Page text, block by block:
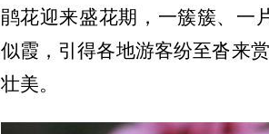
鹃花迎来盛花期，一簇簇、一
似霞，引得各地游客纷至沓来
壮美。